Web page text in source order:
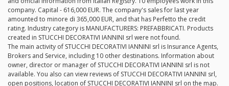
company. Capital - 616,000 EUR. The company's sales for last year
amounted to minore di 365,000 EUR, and that has Perfetto the credit
rating. Industry category is MANUFACTURERS: PREFABBRICATI. Products
created in STUCCHI DECORATIVI IANNINI srl were not found.
The main activity of STUCCHI DECORATIVI IANNINI srl is Insurance Agents,
Brokers and Service, including 10 other destinations. Information about
owner, director or manager of STUCCHI DECORATIVI IANNINI srl is not
available. You also can view reviews of STUCCHI DECORATIVI IANNINI srl,
open positions, location of STUCCHI DECORATIVI IANNINI srl on the map.